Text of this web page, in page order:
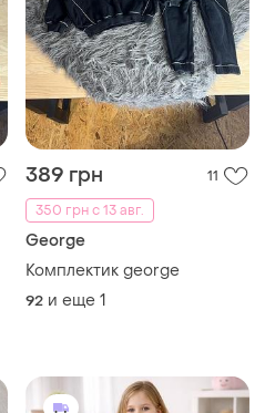
389 грн
11
350 грн с 13 авг.
George
Комплектик george
92 и еще 1